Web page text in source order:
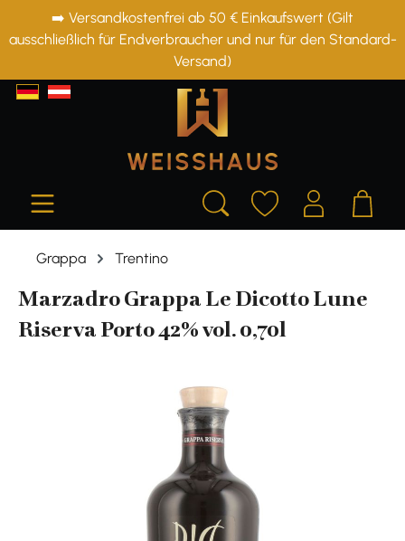
springen
➡️ Versandkostenfrei ab 50 € Einkaufswert (Gilt
ausschließlich für Endverbraucher und nur für den Standard-
Versand)
Grappa Trentino
Marzadro Grappa Le Dicotto Lune
Riserva Porto 42% vol. 0,70l
Bildergalerie überspringen